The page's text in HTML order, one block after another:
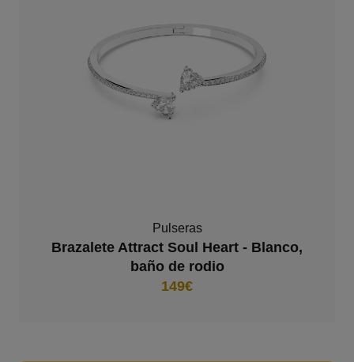
Pulseras
Brazalete Attract Soul Heart - Blanco,
baño de rodio
149€